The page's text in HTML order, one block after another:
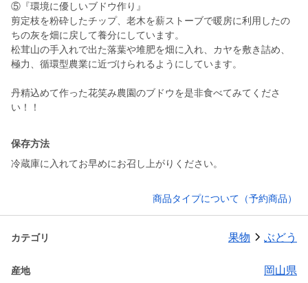
⑤『環境に優しいブドウ作り』
剪定枝を粉砕したチップ、老木を薪ストーブで暖房に利用したの
ちの灰を畑に戻して養分にしています。
松茸山の手入れで出た落葉や堆肥を畑に入れ、カヤを敷き詰め、
極力、循環型農業に近づけられるようにしています。
丹精込めて作った花笑み農園のブドウを是非食べてみてくださ
い！！
保存方法
冷蔵庫に入れてお早めにお召し上がりください。
商品タイプについて（予約商品）
カテゴリ 果物 ぶどう
産地 岡山県